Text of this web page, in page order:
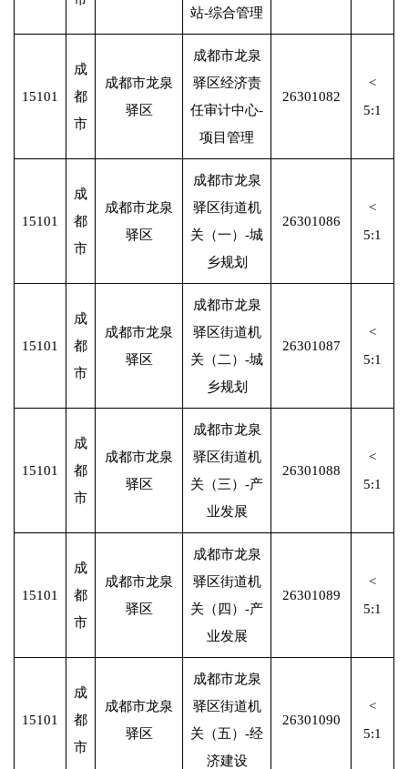
站-综合管理
15101
成
都
市
成都市龙泉
驿区
成都市龙泉
驿区经济责
任审计中心-
项目管理
26301082
<
5:1
15101
成
都
市
成都市龙泉
驿区
成都市龙泉
驿区街道机
关（一）-城
乡规划
26301086
<
5:1
15101
成
都
市
成都市龙泉
驿区
成都市龙泉
驿区街道机
关（二）-城
乡规划
26301087
<
5:1
15101
成
都
市
成都市龙泉
驿区
成都市龙泉
驿区街道机
关（三）-产
业发展
26301088
<
5:1
15101
成
都
市
成都市龙泉
驿区
成都市龙泉
驿区街道机
关（四）-产
业发展
26301089
<
5:1
15101
成
都
市
成都市龙泉
驿区
成都市龙泉
驿区街道机
关（五）-经
济建设
26301090
<
5:1